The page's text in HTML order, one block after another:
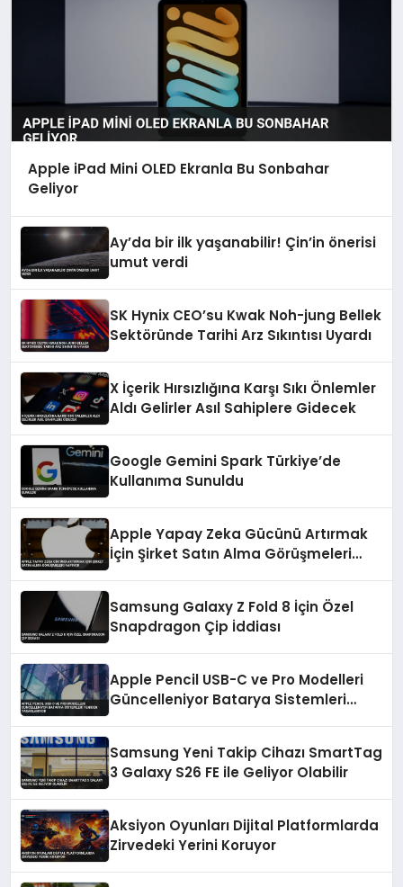
Apple iPad Mini OLED Ekranla Bu Sonbahar
Geliyor
Ay’da bir ilk yaşanabilir! Çin’in önerisi
umut verdi
SK Hynix CEO’su Kwak Noh-jung Bellek
Sektöründe Tarihi Arz Sıkıntısı Uyardı
X İçerik Hırsızlığına Karşı Sıkı Önlemler
Aldı Gelirler Asıl Sahiplere Gidecek
Google Gemini Spark Türkiye’de
Kullanıma Sunuldu
Apple Yapay Zeka Gücünü Artırmak
İçin Şirket Satın Alma Görüşmeleri
Samsung Galaxy Z Fold 8 İçin Özel
Snapdragon Çip İddiası
Apple Pencil USB-C ve Pro Modelleri
Güncelleniyor Batarya Sistemleri
Samsung Yeni Takip Cihazı SmartTag
3 Galaxy S26 FE ile Geliyor Olabilir
Aksiyon Oyunları Dijital Platformlarda
Zirvedeki Yerini Koruyor